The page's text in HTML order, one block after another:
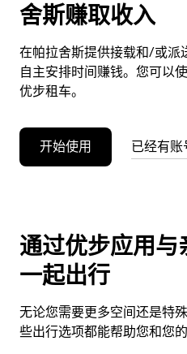
历。
舍斯赚取收入
在帕拉舍斯提供接载和/或派
自主安排时间赚钱。您可以
优步租车。
开始使用 已经有账
通过优步应用
一起出行
无论您需要更多空间还是特
些出行选项都能帮助您和您